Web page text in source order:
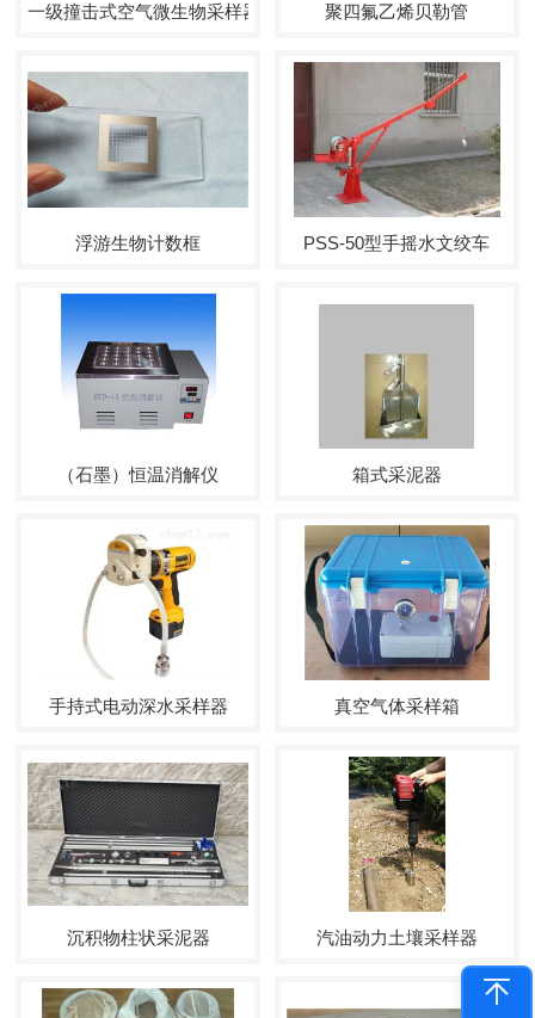
一级撞击式空气微生物采样器 聚四氟乙烯贝勒管
浮游生物计数框 PSS-50型手摇水文绞车
（石墨）恒温消解仪 箱式采泥器
手持式电动深水采样器 真空气体采样箱
沉积物柱状采泥器 汽油动力土壤采样器